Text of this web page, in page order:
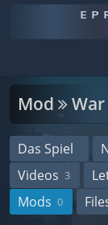
Mod
Das Spiel
Videos 3
Mods 0